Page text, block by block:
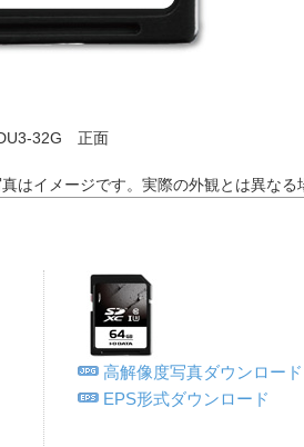
32G 正面
はイメージです。実際の外観とは異なる
高解像度写真ダウンロード
EPS形式ダウンロード